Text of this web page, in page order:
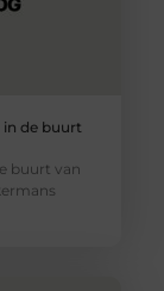
in de buurt
buurt van